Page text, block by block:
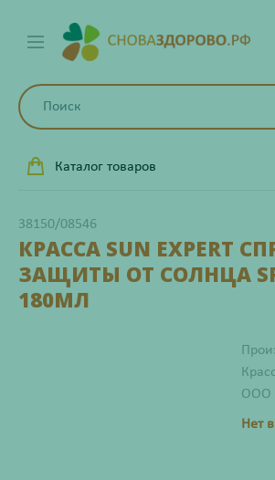
Каталог товаров
38150/08546
КРАССА SUN EXPERT
ЗАЩИТЫ ОТ СОЛНЦА
180МЛ
ООО
Нет